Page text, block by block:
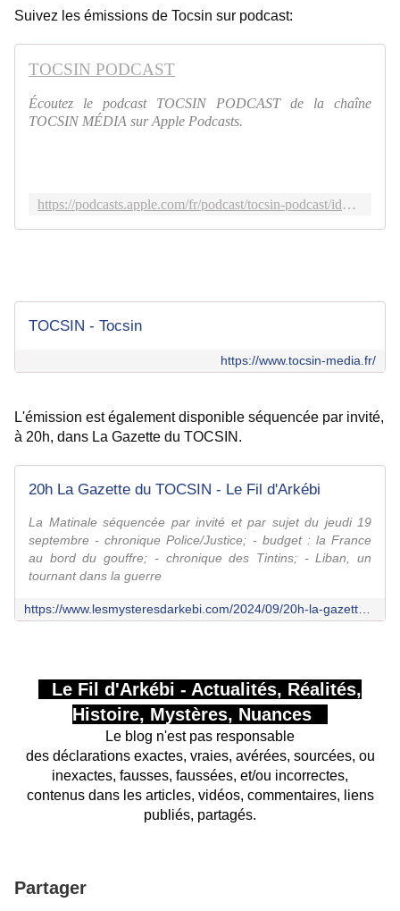
Suivez les émissions de Tocsin sur podcast:
TOCSIN PODCAST
Écoutez le podcast TOCSIN PODCAST de la chaîne
TOCSIN MÉDIA sur Apple Podcasts.
https://podcasts.apple.com/fr/podcast/tocsin-podcast/id1744015043
TOCSIN - Tocsin
https://www.tocsin-media.fr/
L'émission est également disponible séquencée par invité,
à 20h, dans La Gazette du TOCSIN.
20h La Gazette du TOCSIN - Le Fil d'Arkébi
La Matinale séquencée par invité et par sujet du jeudi 19
septembre - chronique Police/Justice; - budget : la France
au bord du gouffre; - chronique des Tintins; - Liban, un
tournant dans la guerre
Le Fil d'Arkébi - Actualités, Réalités,
Histoire, Mystères, Nuances
Le blog n'est pas responsable
des déclarations exactes, vraies, avérées, sourcées, ou
inexactes, fausses, faussées, et/ou incorrectes,
contenus dans les articles, vidéos, commentaires, liens
publiés, partagés.
Partager